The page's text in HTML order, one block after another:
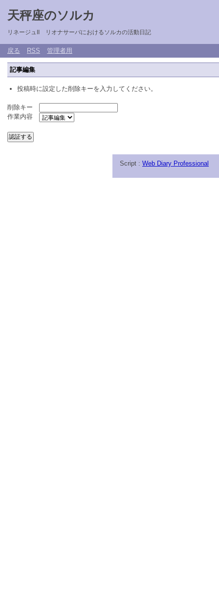
天秤座のソルカ
リネージュII リオナサーバにおけるソルカの活動日記
戻る RSS 管理者用
記事編集
投稿時に設定した削除キーを入力してください。
削除キー
作業内容
Script : Web Diary Professional